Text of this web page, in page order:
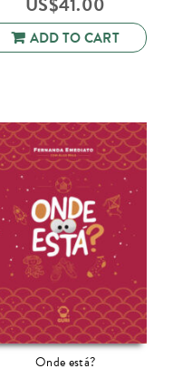
ADD TO CART
Onde está?